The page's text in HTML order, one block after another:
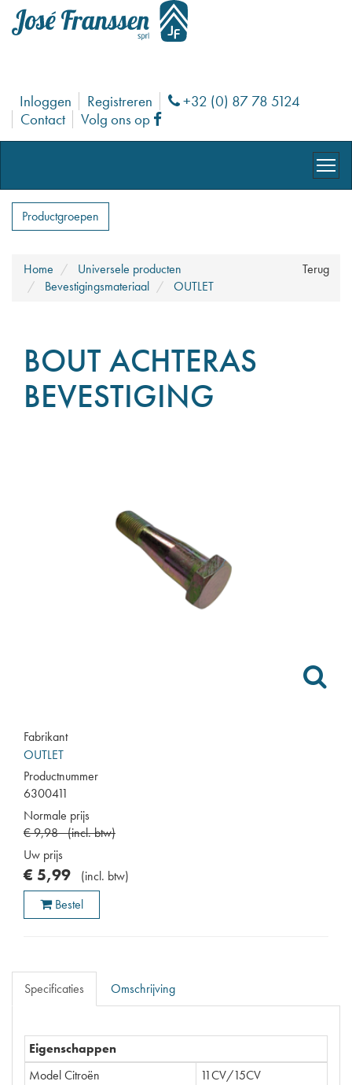
Inloggen Registreren Phone
+32 (0) 87 78 5124
Contact
Volg ons op Facebook
Productgroepen
Terug
Home
Universele producten
Bevestigingsmateriaal
OUTLET
BOUT ACHTERAS
BEVESTIGING
Fabrikant
OUTLET
Productnummer
6300411
Normale prijs
€9,98 (incl. btw)
Uw prijs
€ 5,99 (incl. btw)
Bestel
Specificaties Omschrijving
Eigenschappen
Model Citroën
11CV/15CV